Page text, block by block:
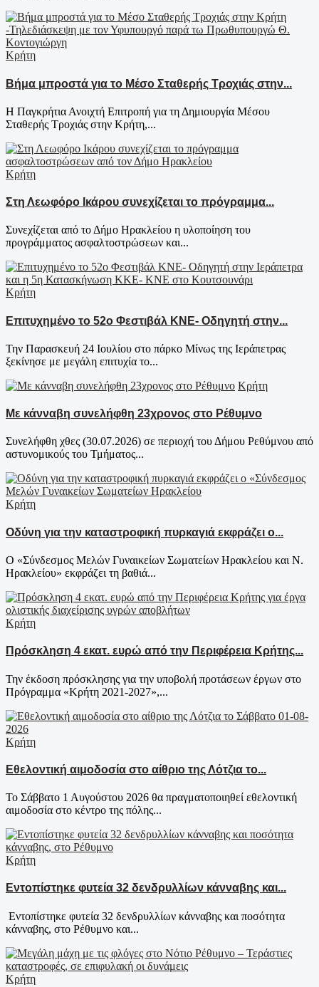
Κρήτη
Βήμα μπροστά για το Μέσο Σταθερής Τροχιάς στην...
Η Παγκρήτια Ανοιχτή Επιτροπή για τη Δημιουργία Μέσου
Σταθερής Τροχιάς στην Κρήτη,...
Κρήτη
Στη Λεωφόρο Ικάρου συνεχίζεται το πρόγραμμα...
Συνεχίζεται από το Δήμο Ηρακλείου η υλοποίηση του
προγράμματος ασφαλτοστρώσεων και...
Κρήτη
Επιτυχημένο το 52ο Φεστιβάλ ΚΝΕ- Οδηγητή στην...
Την Παρασκευή 24 Ιουλίου στο πάρκο Μίνως της Ιεράπετρας
ξεκίνησε με μεγάλη επιτυχία το...
Κρήτη
Με κάνναβη συνελήφθη 23χρονος στο Ρέθυμνο
Συνελήφθη χθες (30.07.2026) σε περιοχή του Δήμου Ρεθύμνου από
αστυνομικούς του Τμήματος...
Κρήτη
Οδύνη για την καταστροφική πυρκαγιά εκφράζει ο...
Ο «Σύνδεσμος Μελών Γυναικείων Σωματείων Ηρακλείου και Ν.
Ηρακλείου» εκφράζει τη βαθιά...
Κρήτη
Πρόσκληση 4 εκατ. ευρώ από την Περιφέρεια Κρήτης...
Την έκδοση πρόσκλησης για την υποβολή προτάσεων έργων στο
Πρόγραμμα «Κρήτη 2021-2027»,...
Κρήτη
Εθελοντική αιμοδοσία στο αίθριο της Λότζια το...
Το Σάββατο 1 Αυγούστου 2026 θα πραγματοποιηθεί εθελοντική
αιμοδοσία στο κέντρο της πόλης...
Κρήτη
Εντοπίστηκε φυτεία 32 δενδρυλλίων κάνναβης και...
Εντοπίστηκε φυτεία 32 δενδρυλλίων κάνναβης και ποσότητα
κάνναβης, στο Ρέθυμνο και...
Κρήτη